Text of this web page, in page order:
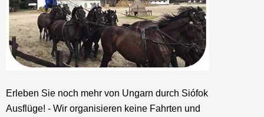
Erleben Sie noch mehr von Ungarn durch Siófok
Ausflüge! - Wir organisieren keine Fahrten und